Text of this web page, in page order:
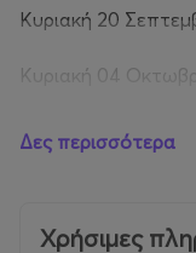
Κυριακή 20
Κυριακή 04
Κυριακή 10
Κυριακή 22
Δες περισσότερα
Χρήσιμες